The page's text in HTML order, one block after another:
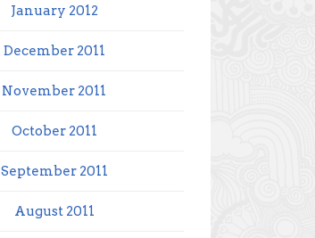
January 2012
December 2011
November 2011
October 2011
September 2011
August 2011